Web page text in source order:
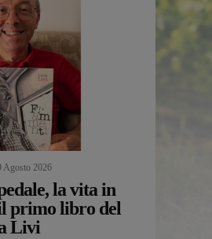
Agosto 2026
la vita in
primo libro del
Livi